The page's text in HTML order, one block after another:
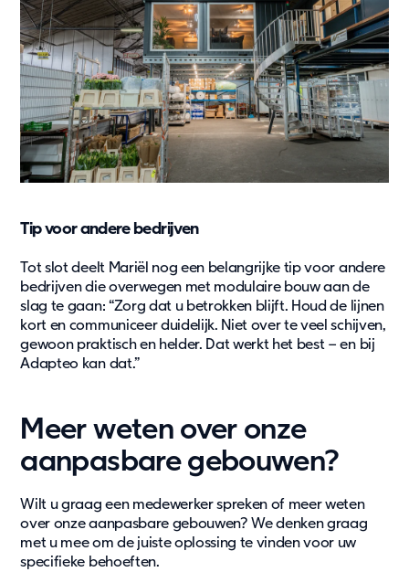
Tip voor andere bedrijven
Tot slot deelt Mariël nog een belangrijke tip voor andere
bedrijven die overwegen met modulaire bouw aan de
slag te gaan: “Zorg dat u betrokken blijft. Houd de lijnen
kort en communiceer duidelijk. Niet over te veel schijven,
gewoon praktisch en helder. Dat werkt het best – en bij
Adapteo kan dat.”
Meer weten over onze
aanpasbare gebouwen?
Wilt u graag een medewerker spreken of meer weten
over onze aanpasbare gebouwen? We denken graag
met u mee om de juiste oplossing te vinden voor uw
specifieke behoeften.